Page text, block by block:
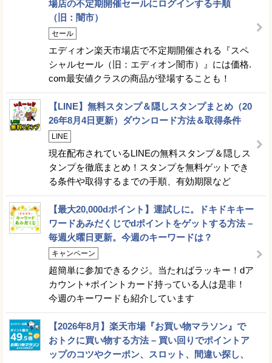
場店の不定期開催セールにログインする手順
（旧：闇市）
セール
エディオン楽天市場店で不定期開催される『スペ
シャルセール（旧：エディオン闇市）』には価格.
com最安値クラスの商品が登場することも！
【LINE】無料スタンプ＆隠しスタンプまとめ（20
26年8月4日更新）ダウンロード方法＆取得条件
LINE
現在配布されているLINEの無料スタンプ＆隠しス
タンプを徹底まとめ！スタンプを無料ゲットでき
る条件や取得するまでの手順、有効期限など
【最大20,000dポイント】運試しに。ドキドキキー
ワードあみだくじでdポイントをゲットする方法 –
毎週火曜日更新。今週のキーワードは？
キャンペーン
超簡単に参加できるクジ。当たればラッキー！dア
カウント+ポイントカード持っている人は是非！
今週のキーワードも紹介しています
【2026年8月】楽天市場『お買い物マラソン』で
おトクに買い物する方法 – 買い回りでポイントア
ップのコツやクーポン、スロット、間違い探し、